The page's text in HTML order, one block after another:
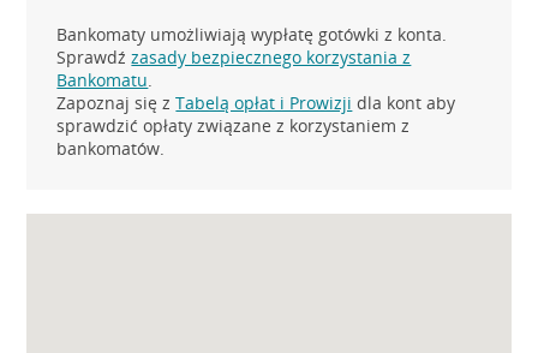
Bankomaty umożliwiają wypłatę gotówki z konta.
Sprawdźzasady bezpiecznego korzystania z
Bankomatu.
Zapoznaj się zTabelą opłat i Prowizji dla kont aby
sprawdzić opłaty związane z korzystaniem z
bankomatów.